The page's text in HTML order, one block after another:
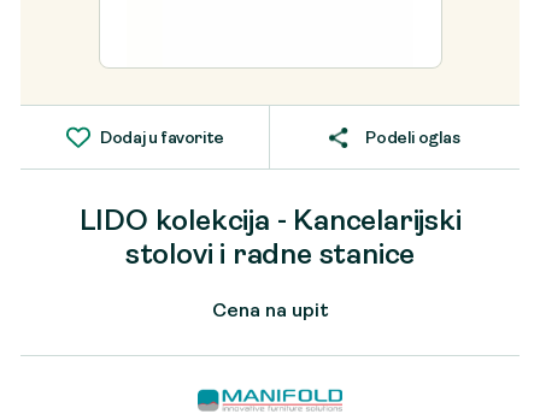
Dodaj u favorite Podeli oglas
LIDO kolekcija - Kancelarijski
stolovi i radne stanice
Cena na upit